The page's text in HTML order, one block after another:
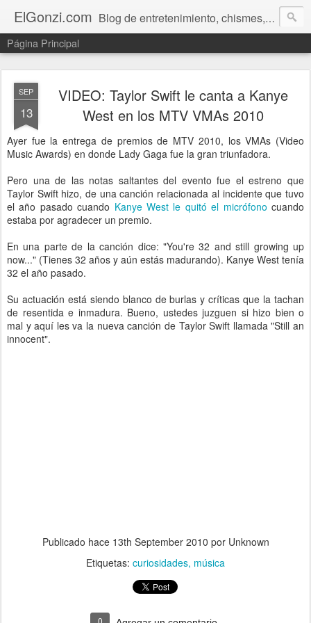
ElGonzi.com Blog de entretenimiento, chismes, humor, farándula, curiosidades, ovnis, noticias calientes, fotos, videos, paranormal y ¡más!
Página Principal
SEP
13
VIDEO: Taylor Swift le canta a Kanye
West en los MTV VMAs 2010
Ayer fue la entrega de premios de MTV 2010, los VMAs (Video
Music Awards) en donde Lady Gaga fue la gran triunfadora.
Pero una de las notas saltantes del evento fue el estreno que
Taylor Swift hizo, de una canción relacionada al incidente que tuvo
el año pasado cuando Kanye West le quitó el micrófono cuando
estaba por agradecer un premio.
En una parte de la canción dice: "You're 32 and still growing up
now..." (Tienes 32 años y aún estás madurando). Kanye West tenía
32 el año pasado.
Su actuación está siendo blanco de burlas y críticas que la tachan
de resentida e inmadura. Bueno, ustedes juzguen si hizo bien o
mal y aquí les va la nueva canción de Taylor Swift llamada "Still an
innocent".
Publicado hace 13th September 2010 por Unknown
Etiquetas: curiosidades música
0